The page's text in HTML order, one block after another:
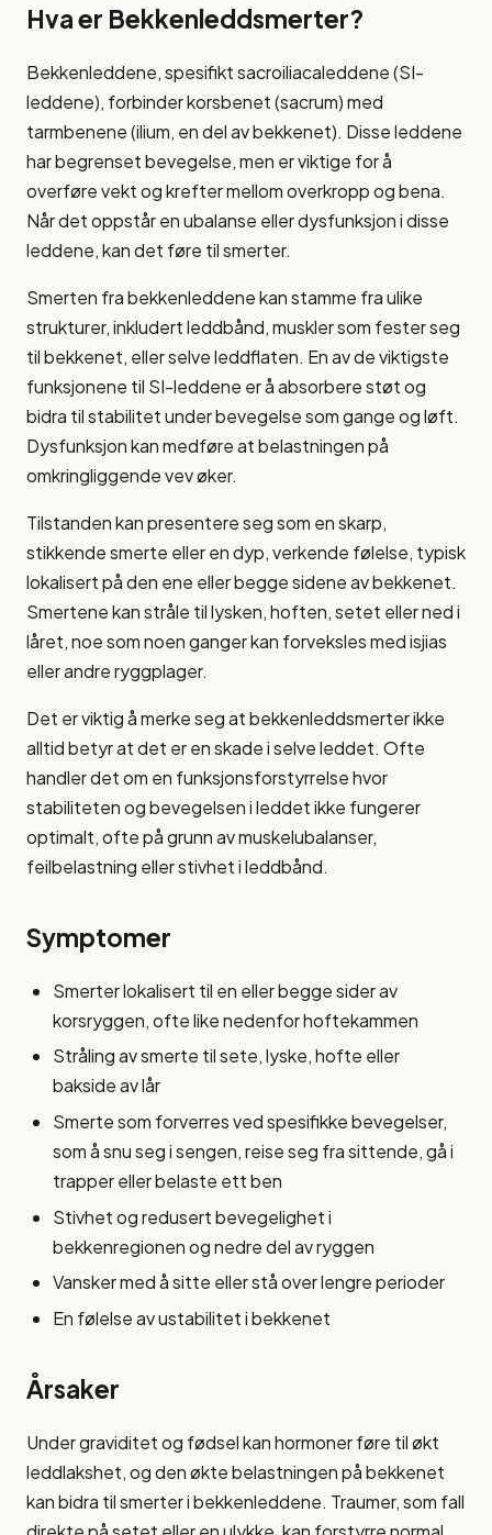
Hva er Bekkenleddsmerter?
Bekkenleddene, spesifikt sacroiliacaleddene (SI-
leddene), forbinder korsbenet (sacrum) med
tarmbenene (ilium, en del av bekkenet). Disse leddene
har begrenset bevegelse, men er viktige for å
overføre vekt og krefter mellom overkropp og bena.
Når det oppstår en ubalanse eller dysfunksjon i disse
leddene, kan det føre til smerter.
Smerten fra bekkenleddene kan stamme fra ulike
strukturer, inkludert leddbånd, muskler som fester seg
til bekkenet, eller selve leddflaten. En av de viktigste
funksjonene til SI-leddene er å absorbere støt og
bidra til stabilitet under bevegelse som gange og løft.
Dysfunksjon kan medføre at belastningen på
omkringliggende vev øker.
Tilstanden kan presentere seg som en skarp,
stikkende smerte eller en dyp, verkende følelse, typisk
lokalisert på den ene eller begge sidene av bekkenet.
Smertene kan stråle til lysken, hoften, setet eller ned i
låret, noe som noen ganger kan forveksles med isjias
eller andre ryggplager.
Det er viktig å merke seg at bekkenleddsmerter ikke
alltid betyr at det er en skade i selve leddet. Ofte
handler det om en funksjonsforstyrrelse hvor
stabiliteten og bevegelsen i leddet ikke fungerer
optimalt, ofte på grunn av muskelubalanser,
feilbelastning eller stivhet i leddbånd.
Symptomer
Smerter lokalisert til en eller begge sider av
korsryggen, ofte like nedenfor hoftekammen
Stråling av smerte til sete, lyske, hofte eller
bakside av lår
Smerte som forverres ved spesifikke bevegelser,
som å snu seg i sengen, reise seg fra sittende, gå i
trapper eller belaste ett ben
Stivhet og redusert bevegelighet i
bekkenregionen og nedre del av ryggen
Vansker med å sitte eller stå over lengre perioder
En følelse av ustabilitet i bekkenet
Årsaker
Under graviditet og fødsel kan hormoner føre til økt
leddlakshet, og den økte belastningen på bekkenet
kan bidra til smerter i bekkenleddene. Traumer, som fall